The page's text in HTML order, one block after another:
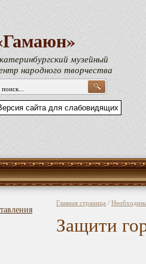
музейный
народного творчества
сайта для слабовидящих
Главная страница /
Защити